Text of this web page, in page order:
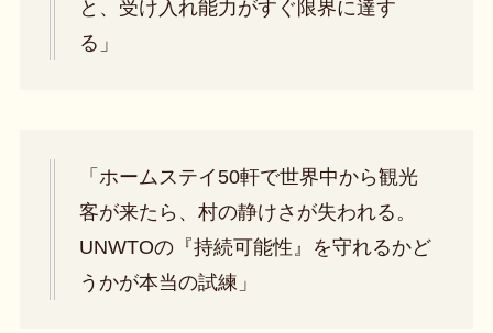
と、受け入れ能力がすぐ限界に達す
る」
「ホームステイ50軒で世界中から観光
客が来たら、村の静けさが失われる。
UNWTOの『持続可能性』を守れるかど
うかが本当の試練」